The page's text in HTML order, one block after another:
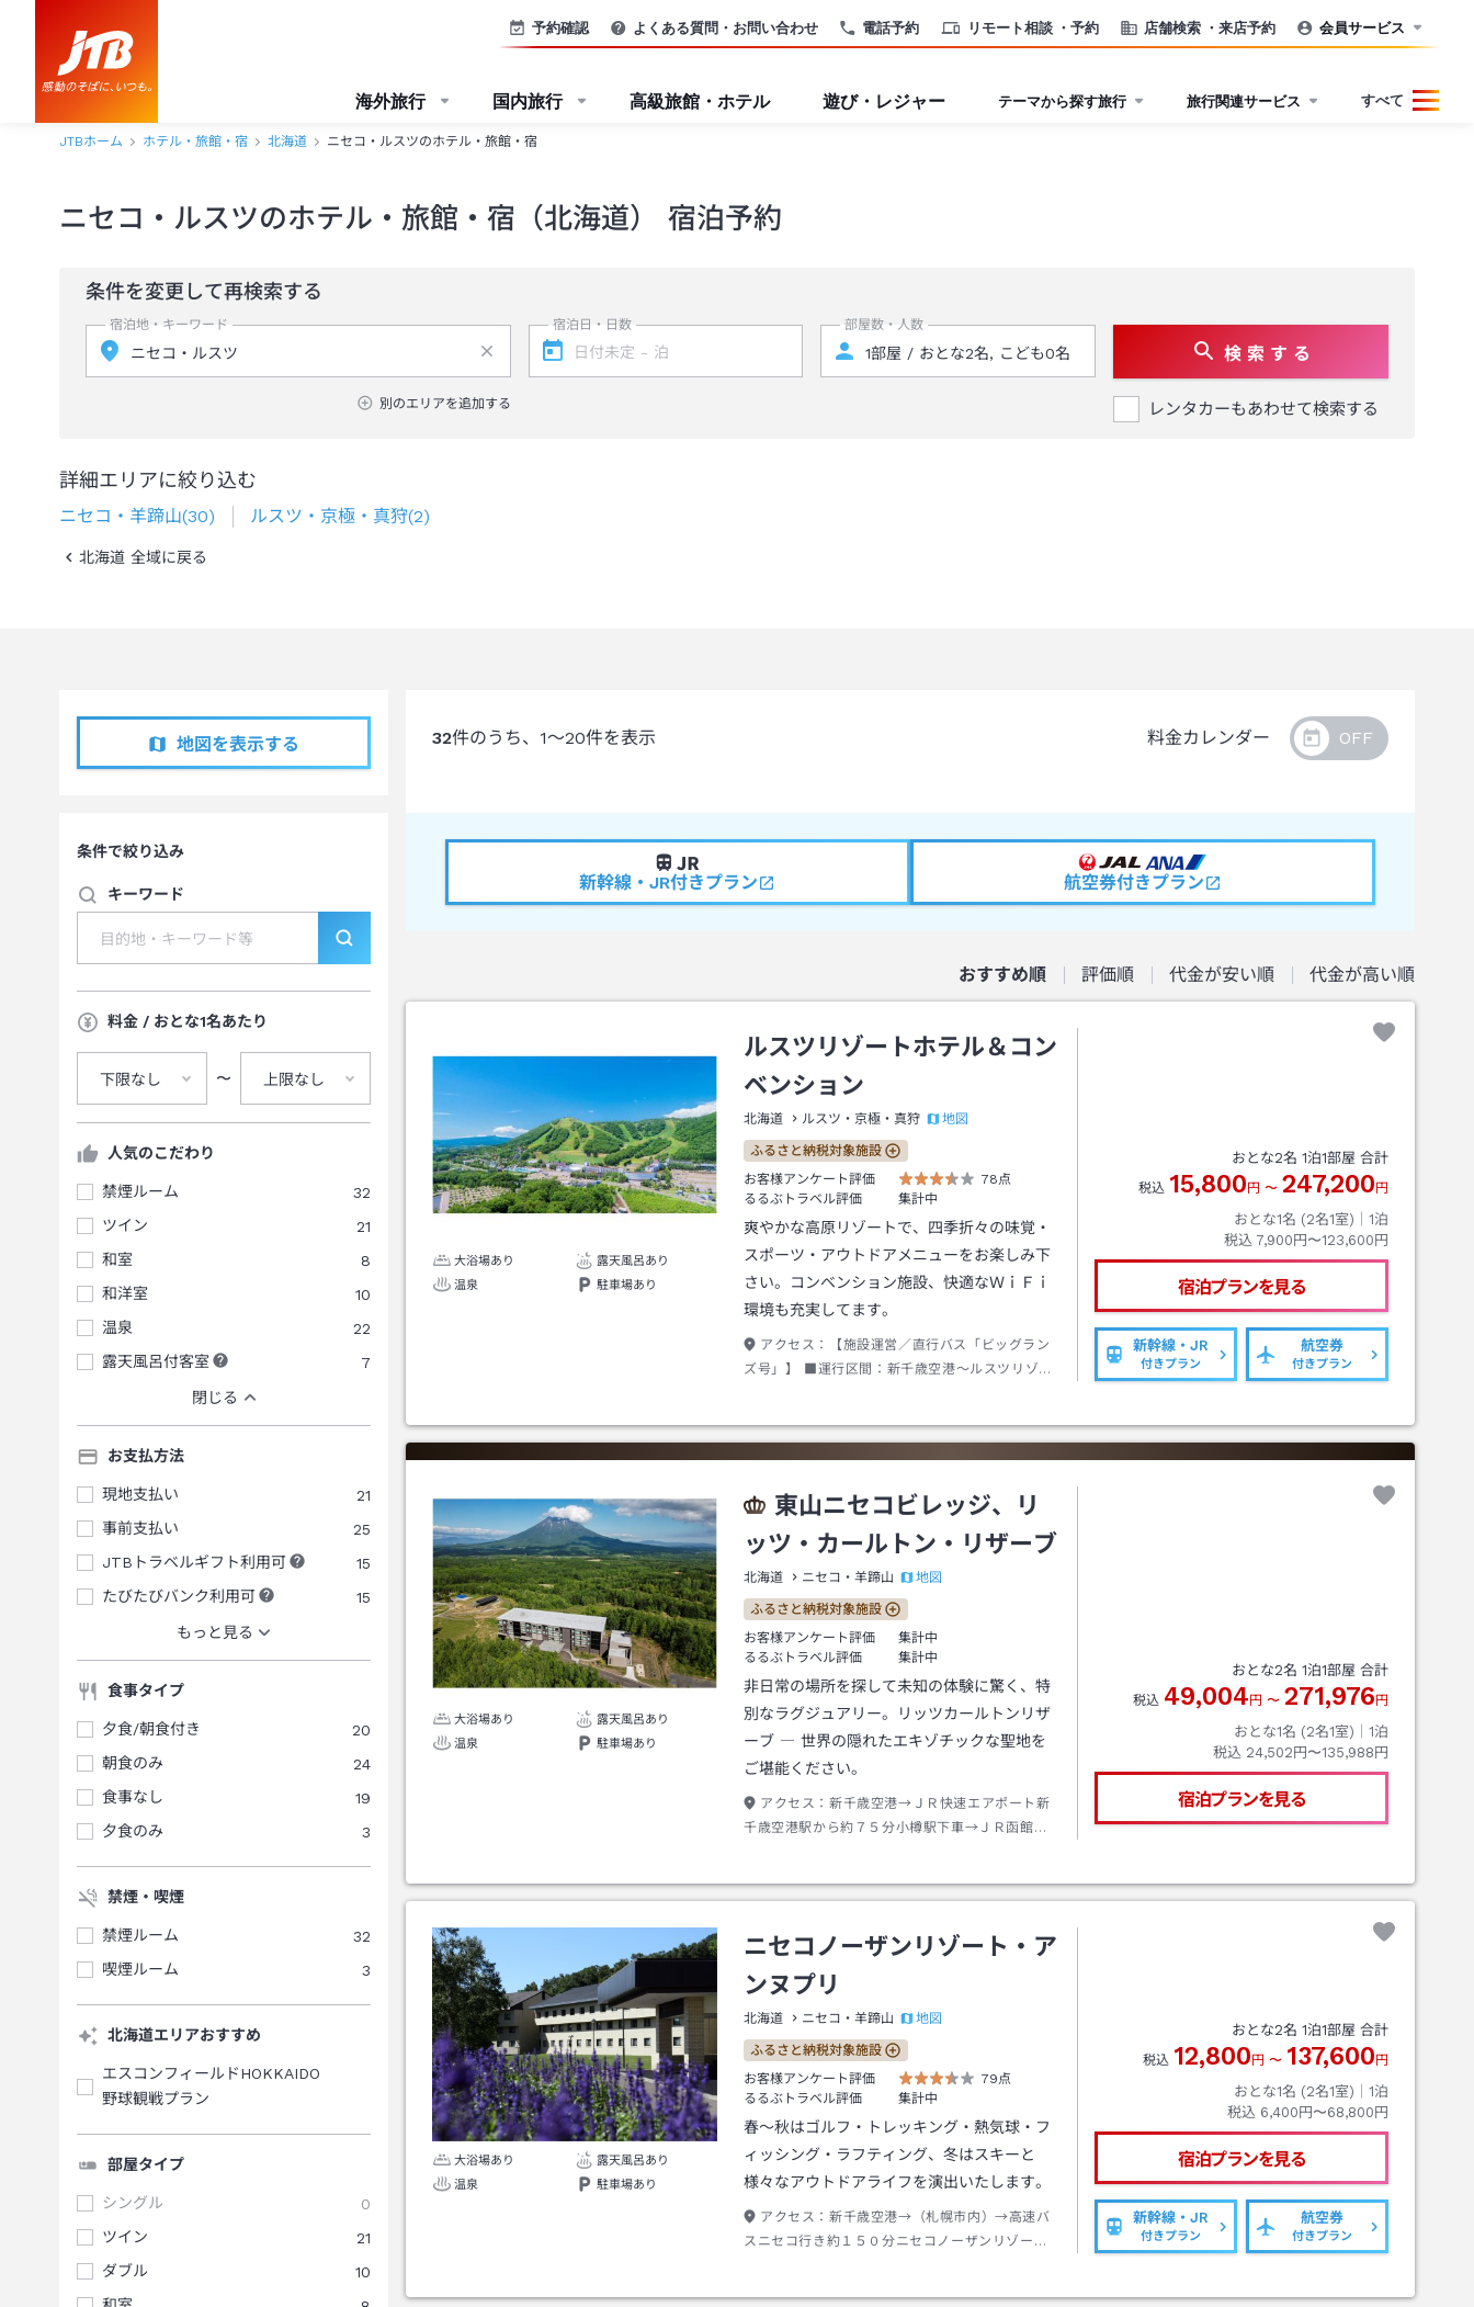
電話予約 リモート相談 ・予約 店舗検索 ・来店予約
予約確認 よくある質問・お問い合わせ 会員サービス
海外旅行 国内旅行 高級旅館・ホテル 遊び・レジャー テーマから探す旅行 旅行関連サービス すべて
JTBホーム ホテル・旅館・宿 北海道 ニセコ・ルスツのホテル・旅館・宿
ニセコ・ルスツのホテル・旅館・宿（北海道） 宿泊予約
条件を変更して再検索する
宿泊地・キーワード
別のエリアを追加する
宿泊日・日数 部屋数・人数
検 索 す る
レンタカーもあわせて検索する
詳細エリアに絞り込む
ニセコ・羊蹄山(30) ルスツ・京極・真狩(2)
北海道 全域に戻る
地図を表示する
条件で絞り込み
キーワード
料金 / おとな1名あたり
下限なし 〜 上限なし
人気のこだわり
禁煙ルーム
32
ツイン
21
和室
8
和洋室
10
温泉
22
露天風呂付客室
7
閉じる
お支払方法
現地支払い
21
事前支払い
25
JTBトラベルギフト利用可
15
たびたびバンク利用可
15
もっと見る
食事タイプ
夕食/朝食付き
20
朝食のみ
24
食事なし
19
夕食のみ
3
禁煙・喫煙
禁煙ルーム
32
喫煙ルーム
3
北海道エリアおすすめ
エスコンフィールドHOKKAIDO
野球観戦プラン
部屋タイプ
シングル
0
ツイン
21
ダブル
10
32件のうち、 1～20件を表示 料金カレンダー
新幹線・JR付きプラン 航空券付きプラン
おすすめ順 評価順 代金が安い順 代金が高い順
大浴場あり
露天風呂あり
温泉
駐車場あり
ルスツリゾートホテル＆コン
ベンション
北海道 ルスツ・京極・真狩 地図
ふるさと納税対象施設
お客様アンケート評価
78点
るるぶトラベル評価
集計中
爽やかな高原リゾートで、四季折々の味覚・
スポーツ・アウトドアメニューをお楽しみ下
さい。コンベンション施設、快適なＷｉＦｉ
環境も充実してます。
アクセス：
【施設運営／直行バス「ビッグラン
ズ号」】 ■運行区間：新千歳空港～ルスツリゾー
場合運休 ■料金：有料 ■行き：新千歳空港→ルス
帰り：ルスツリゾート→新千歳空港（国内線・国
際線、各バス停留所） ■所用時間：約１２０分 ■
便数：１日４～８便。季節により変動。詳しくは
おとな2名 1泊1部屋 合計
税込 15,800 円 〜 247,200 円
おとな1名 (2名1室)｜ 1泊
税込 7,900円〜123,600円
宿泊プランを見る
新幹線・JR
付きプラン
航空券
付きプラン
大浴場あり
露天風呂あり
温泉
駐車場あり
東山ニセコビレッジ、リ
ッツ・カールトン・リザーブ
北海道 ニセコ・羊蹄山 地図
ふるさと納税対象施設
お客様アンケート評価
集計中
るるぶトラベル評価
集計中
非日常の場所を探して未知の体験に驚く、特
別なラグジュアリー。リッツカールトンリザ
ーブ ― 世界の隠れたエキゾチックな聖地を
ご堪能ください。
アクセス： 新千歳空港→ＪＲ快速エアポート新
千歳空港駅から約７５分小樽駅下車→ＪＲ函館本
おとな2名 1泊1部屋 合計
税込 49,004 円 〜 271,976 円
おとな1名 (2名1室)｜ 1泊
税込 24,502円〜135,988円
宿泊プランを見る
大浴場あり
露天風呂あり
温泉
駐車場あり
ニセコノーザンリゾート・ア
ンヌプリ
北海道 ニセコ・羊蹄山 地図
ふるさと納税対象施設
お客様アンケート評価
79点
るるぶトラベル評価
集計中
春～秋はゴルフ・トレッキング・熱気球・フ
ィッシング・ラフティング、冬はスキーと
様々なアウトドアライフを演出いたします。
アクセス： 新千歳空港→（札幌市内）→高速バ
スニセコ行き約１５０分ニセコノーザンリゾー
おとな2名 1泊1部屋 合計
税込 12,800 円 〜 137,600 円
おとな1名 (2名1室)｜ 1泊
税込 6,400円〜68,800円
宿泊プランを見る
新幹線・JR
付きプラン
航空券
付きプラン